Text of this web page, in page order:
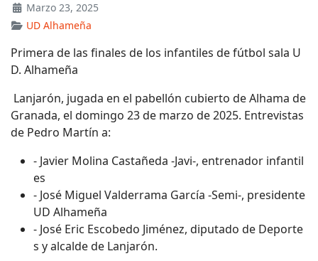
Marzo 23, 2025
UD Alhameña
Primera de las finales de los infantiles de fútbol sala U
D. Alhameña
Lanjarón, jugada en el pabellón cubierto de Alhama de
Granada, el domingo 23 de marzo de 2025. Entrevistas
de Pedro Martín a:
- Javier Molina Castañeda -Javi-, entrenador infantil
es
- José Miguel Valderrama García -Semi-, presidente
UD Alhameña
- José Eric Escobedo Jiménez, diputado de Deporte
s y alcalde de Lanjarón.